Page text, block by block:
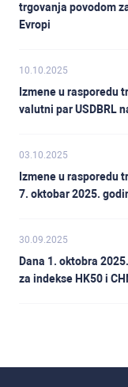
trgovanja povodom
Evropi
10.10.2025
Izmene u rasporedu
valutni par USDBRL
03.10.2025
Izmene u rasporedu
7. oktobar 2025.
30.09.2025
Dana 1. oktobra
za indekse HK50 i